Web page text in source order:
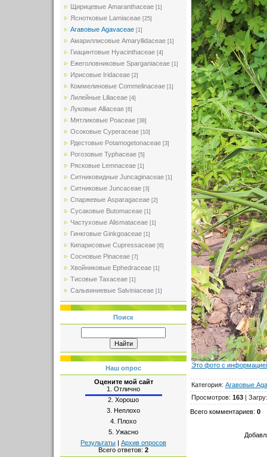
Щирицевые Amaranthaceae [1]
Яснотковые Lamiaceae [25]
Агавовые Agavaceae [1]
Амариллисовые Amaryllidaceae [1]
Гиацинтовые Hyacinthaceae [4]
Ежеголовниковые Sparganiaceae [1]
Ирисовые Iridaceae [2]
Коммелиновые Commelinaceae [1]
Лилейные Liliaceae [4]
Луковые Alliaceae [6]
Мятликовые Poaceae [38]
Осоковые Cyperaceae [10]
Рдестовые Potamogetonaceae [3]
Рогозовые Typhaceae [5]
Рясковые Lemnaceae [1]
Ситниковидные Juncaginaceae [1]
Ситниковые Juncaceae [3]
Спаржевые Asparagaceae [2]
Сусаковые Butomaceae [1]
Частуховые Alismataceae [1]
Гинкговые Ginkgoaceae [1]
Кипарисовые Cupressaceae [6]
Сосновые Pinaceae [7]
Хвойниковые Ephedraceae [1]
Тисовые Taxaceae [1]
Сальвиниевые Salviniaceae [1]
Поиск
Наш опрос
Оцените мой сайт
1. Отлично
2. Хорошо
3. Неплохо
4. Плохо
5. Ужасно
Результаты | Архив опросов
Всего ответов: 2
Это фото с
Категория: Агавовые
Просмотров: 163 |
Всего комментариев: 0